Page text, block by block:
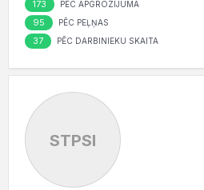
173 PĒC APGROZĪJUMA
95 PĒC PEĻŅAS
37 PĒC DARBINIEKU SKAITA
STPSI